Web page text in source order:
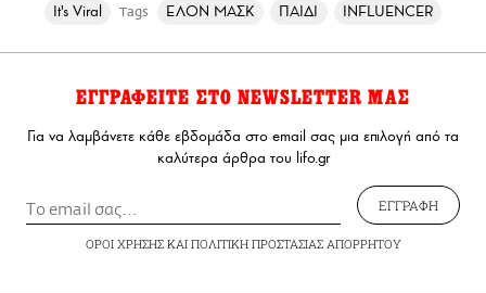
It's Viral Tags ΕΛΟΝ ΜΑΣΚ ΠΑΙΔΙ INFLUENCER
ΕΓΓΡΑΦΕΙΤΕ ΣΤΟ NEWSLETTER ΜΑΣ
Για να λαμβάνετε κάθε εβδομάδα στο email σας μια επιλογή από τα
καλύτερα άρθρα του lifo.gr
ΕΓΓΡΑΦΗ
ΟΡΟΙ ΧΡΗΣΗΣΚΑΙ ΠΟΛΙΤΙΚΗ ΠΡΟΣΤΑΣΙΑΣ ΑΠΟΡΡΗΤΟΥ